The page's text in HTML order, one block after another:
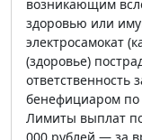
возникающим
здоровью или
электросамокат
(здоровье)
ответственность
бенефициаром по
Лимиты выплат